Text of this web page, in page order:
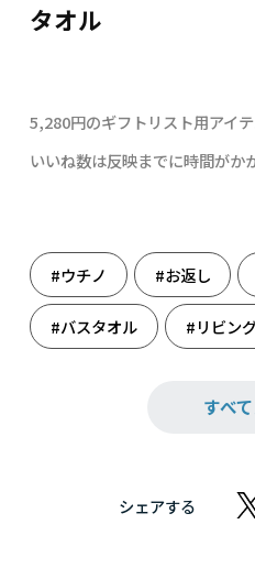
タオル
5,280円のギフトリスト用アイ
いいね数は反映までに時間がか
#ウチノ #お返し
#バスタオル #リビン
すべ
シェアする